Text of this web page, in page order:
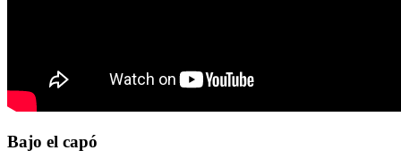
Bajo el capó